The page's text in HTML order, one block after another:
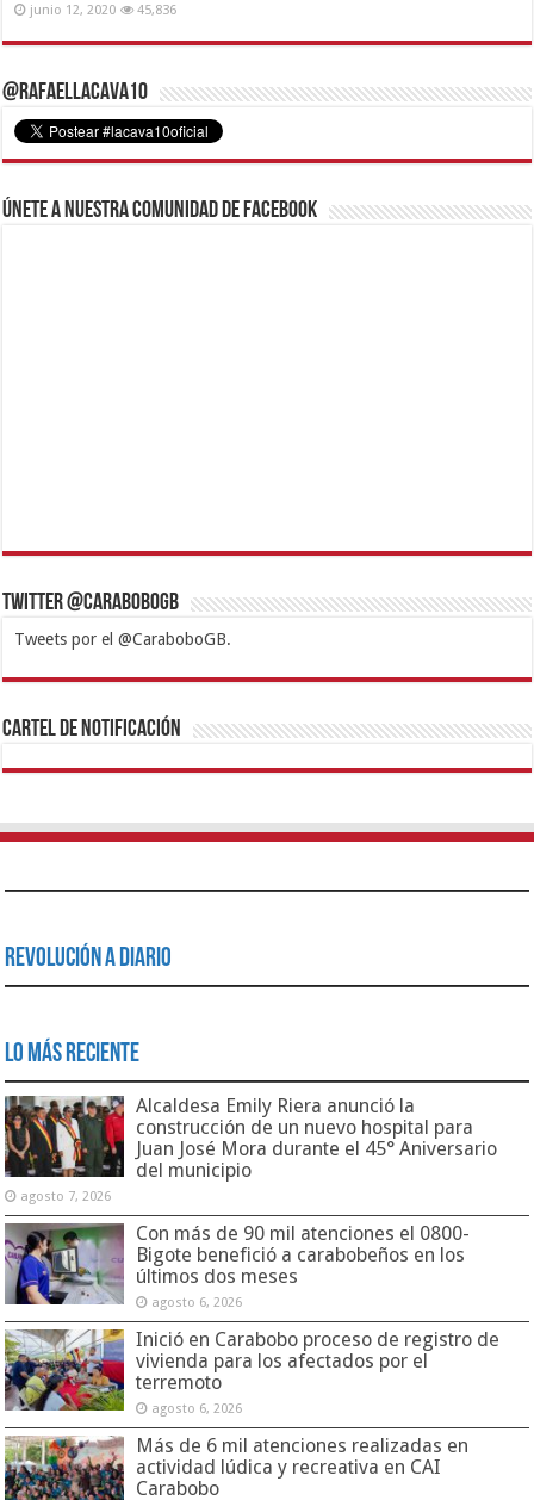
junio 12, 2020 45,836
@RafaelLacava10
Únete a nuestra comunidad de Facebook
Twitter @CaraboboGB
Tweets por el @CaraboboGB.
1xbetBetturkeyBetistKralbetSupertotobetTipobetMatadorbetMariobet
https://mvbcasino.com/
Cartel de Notificación
Revolución a Diario
Lo Más Reciente
Alcaldesa Emily Riera anunció la
construcción de un nuevo hospital para
Juan José Mora durante el 45° Aniversario
del municipio
agosto 7, 2026
Con más de 90 mil atenciones el 0800-
Bigote benefició a carabobeños en los
últimos dos meses
agosto 6, 2026
Inició en Carabobo proceso de registro de
vivienda para los afectados por el
terremoto
agosto 6, 2026
Más de 6 mil atenciones realizadas en
actividad lúdica y recreativa en CAI
Carabobo